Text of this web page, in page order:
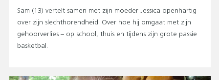
Sam (13) vertelt samen met zijn moeder Jessica openhartig
over zijn slechthorendheid. Over hoe hij omgaat met zijn
gehoorverlies – op school, thuis en tijdens zijn grote passie
basketbal.